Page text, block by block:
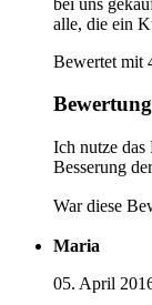
alle, die ein
Bewertet mit
Ich nutze das
Besserung
War diese
Maria
05. April